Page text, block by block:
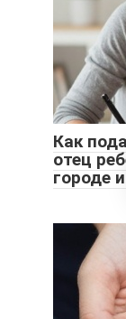
Как
отец
городе